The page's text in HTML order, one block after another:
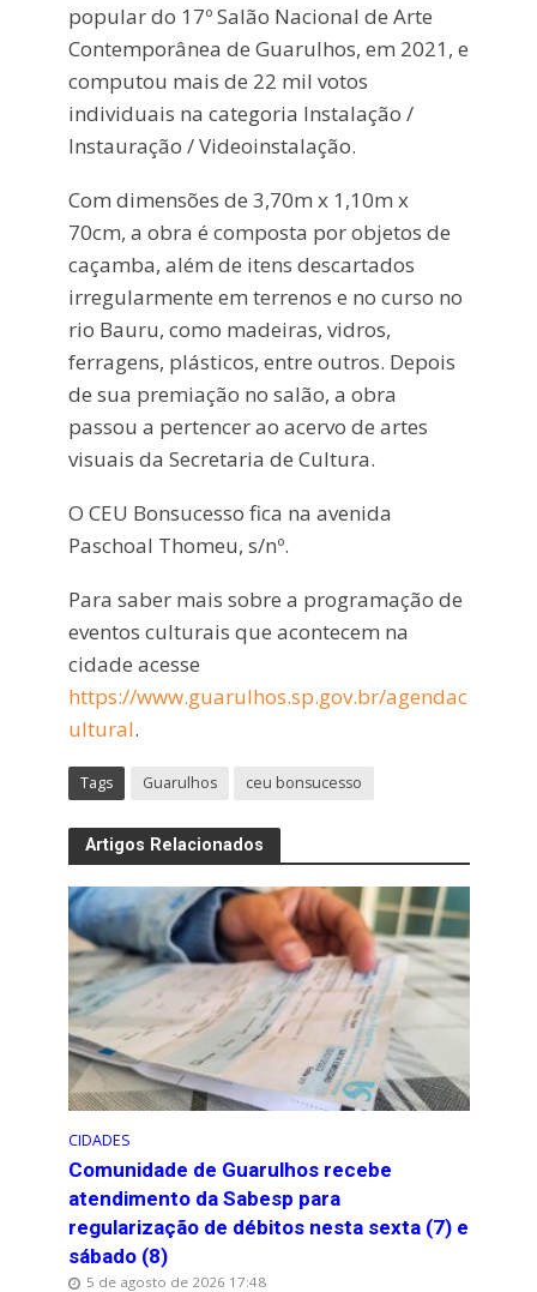
popular do 17º Salão Nacional de Arte
Contemporânea de Guarulhos, em 2021, e
computou mais de 22 mil votos
individuais na categoria Instalação /
Instauração / Videoinstalação.
Com dimensões de 3,70m x 1,10m x
70cm, a obra é composta por objetos de
caçamba, além de itens descartados
irregularmente em terrenos e no curso no
rio Bauru, como madeiras, vidros,
ferragens, plásticos, entre outros. Depois
de sua premiação no salão, a obra
passou a pertencer ao acervo de artes
visuais da Secretaria de Cultura.
O CEU Bonsucesso fica na avenida
Paschoal Thomeu, s/nº.
Para saber mais sobre a programação de
eventos culturais que acontecem na
cidade acesse
https://www.guarulhos.sp.gov.br/agendac
ultural.
Tags Guarulhos ceu bonsucesso
Artigos Relacionados
CIDADES
Comunidade de Guarulhos recebe
atendimento da Sabesp para
regularização de débitos nesta sexta (7) e
sábado (8)
5 de agosto de 2026 17:48